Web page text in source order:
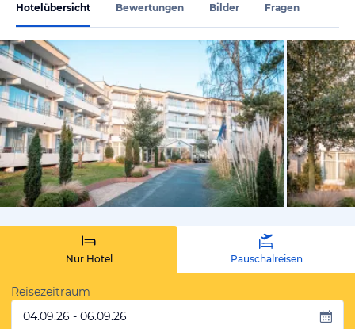
Hotelübersicht Bewertungen Bilder Fragen
vom
Nur Hotel Pauschalreisen
Reisezeitraum
04.09.26 - 06.09.26